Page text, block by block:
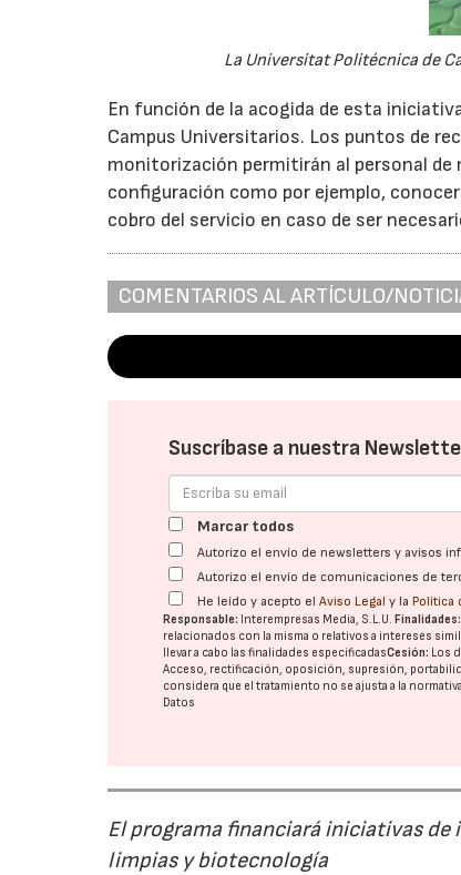
La Universitat Politécnica de
En función de la acogida de esta
Campus Universitarios. Los puntos de
monitorización permitirán al personal
configuración como por ejemplo,
cobro del servicio en caso de ser
COMENTARIOS AL ARTÍCULO/
Suscríbase a nuestra
Marcar todos
Autorizo el envío de newsletters y avisos
Autorizo el envío de comunicaciones de
He leído y acepto elAviso Legal y la Política
Responsable: Interempresas Media, S.L.U.Finalidades:
relacionados con la misma o relativos a intereses
llevar a cabo las finalidades especificadasCesión: Los
Acceso, rectificación, oposición, supresión,
considera que el tratamiento no se ajusta a la
Datos
El programa financiará iniciativas
limpias y biotecnología